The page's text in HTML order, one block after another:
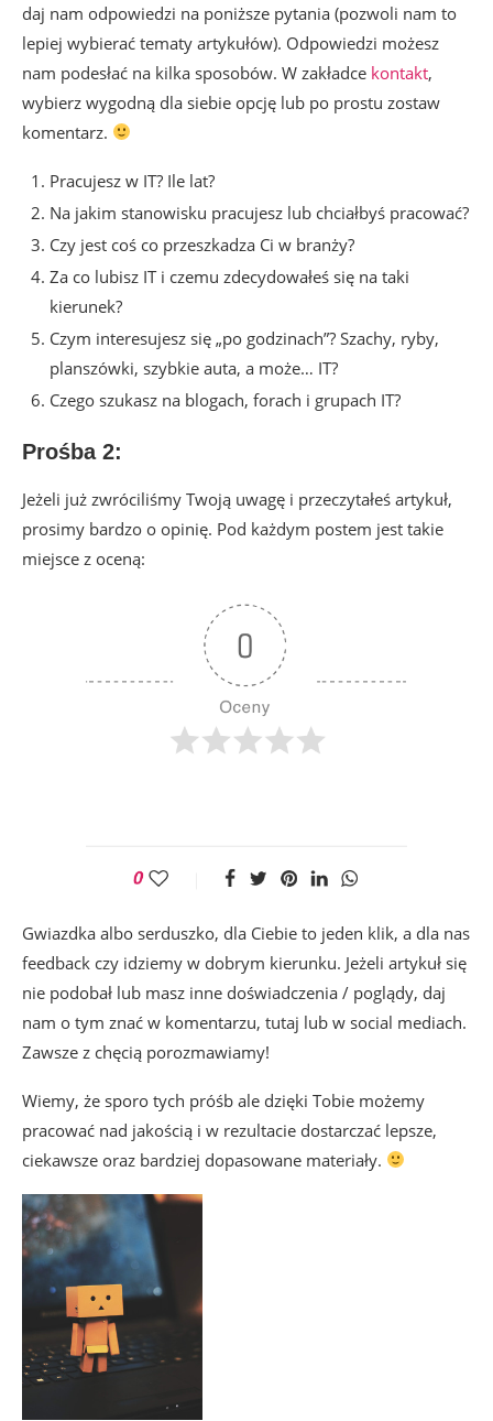
daj nam odpowiedzi na poniższe pytania (pozwoli nam to
lepiej wybierać tematy artykułów). Odpowiedzi możesz
nam podesłać na kilka sposobów. W zakładce kontakt,
wybierz wygodną dla siebie opcję lub po prostu zostaw
komentarz.
Pracujesz w IT? Ile lat?
Na jakim stanowisku pracujesz lub chciałbyś pracować?
Czy jest coś co przeszkadza Ci w branży?
Za co lubisz IT i czemu zdecydowałeś się na taki
kierunek?
Czym interesujesz się „po godzinach”? Szachy, ryby,
planszówki, szybkie auta, a może… IT?
Czego szukasz na blogach, forach i grupach IT?
Prośba 2:
Jeżeli już zwróciliśmy Twoją uwagę i przeczytałeś artykuł,
prosimy bardzo o opinię. Pod każdym postem jest takie
miejsce z oceną:
Gwiazdka albo serduszko, dla Ciebie to jeden klik, a dla nas
feedback czy idziemy w dobrym kierunku. Jeżeli artykuł się
nie podobał lub masz inne doświadczenia / poglądy, daj
nam o tym znać w komentarzu, tutaj lub w social mediach.
Zawsze z chęcią porozmawiamy!
Wiemy, że sporo tych próśb ale dzięki Tobie możemy
pracować nad jakością i w rezultacie dostarczać lepsze,
ciekawsze oraz bardziej dopasowane materiały.